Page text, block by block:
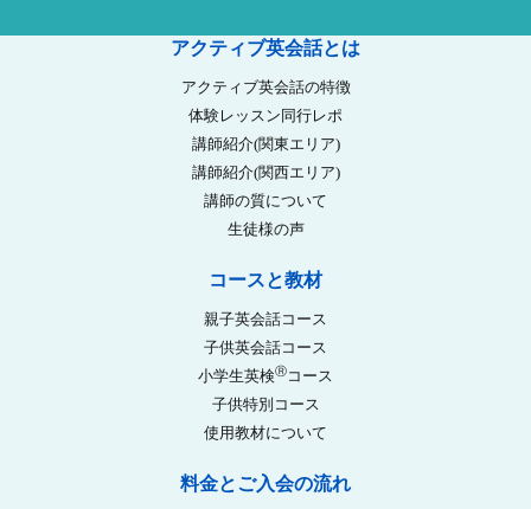
アクティブ英会話とは
アクティブ英会話の特徴
体験レッスン同行レポ
講師紹介(関東エリア)
講師紹介(関西エリア)
講師の質について
生徒様の声
コースと教材
親子英会話コース
子供英会話コース
小学生英検Ⓡコース
子供特別コース
使用教材について
料金とご入会の流れ